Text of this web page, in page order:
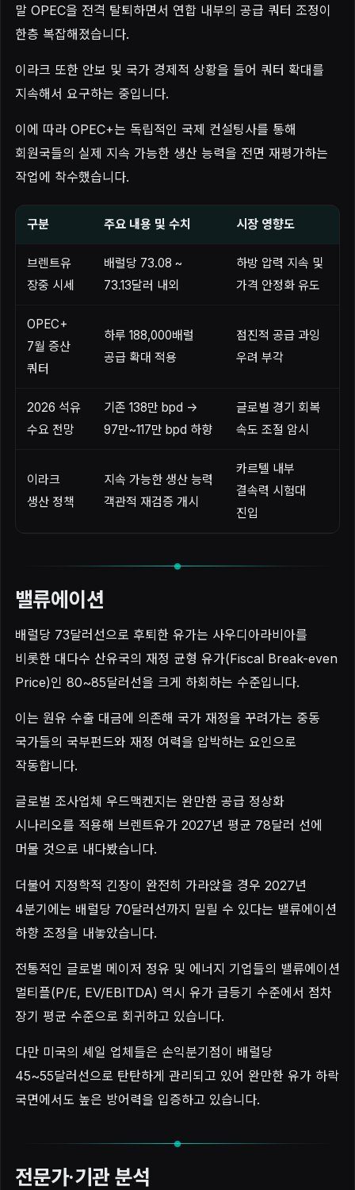
말 OPEC을 전격 탈퇴하면서 연합 내부의 공급 쿼터 조정이
한층 복잡해졌습니다.
이라크 또한 안보 및 국가 경제적 상황을 들어 쿼터 확대를
지속해서 요구하는 중입니다.
이에 따라 OPEC+는 독립적인 국제 컨설팅사를 통해
회원국들의 실제 지속 가능한 생산 능력을 전면 재평가하는
작업에 착수했습니다.
구분 주요 내용 및 수치 시장 영향도
브렌트유
장중 시세
배럴당 73.08 ~
73.13달러 내외
하방 압력 지속 및
가격 안정화 유도
OPEC+
7월 증산
쿼터
하루 188,000배럴
공급 확대 적용
점진적 공급 과잉
우려 부각
2026 석유
수요 전망
기존 138만 bpd ->
97만~117만 bpd 하향
글로벌 경기 회복
속도 조절 암시
이라크
생산 정책
지속 가능한 생산 능력
객관적 재검증 개시
카르텔 내부
결속력 시험대
진입
밸류에이션
배럴당 73달러선으로 후퇴한 유가는 사우디아라비아를
비롯한 대다수 산유국의 재정 균형 유가(Fiscal Break-even
Price)인 80~85달러선을 크게 하회하는 수준입니다.
이는 원유 수출 대금에 의존해 국가 재정을 꾸려가는 중동
국가들의 국부펀드와 재정 여력을 압박하는 요인으로
작동합니다.
글로벌 조사업체 우드맥켄지는 완만한 공급 정상화
시나리오를 적용해 브렌트유가 2027년 평균 78달러 선에
머물 것으로 내다봤습니다.
더불어 지정학적 긴장이 완전히 가라앉을 경우 2027년
4분기에는 배럴당 70달러선까지 밀릴 수 있다는 밸류에이션
하향 조정을 내놓았습니다.
전통적인 글로벌 메이저 정유 및 에너지 기업들의 밸류에이션
멀티플(P/E, EV/EBITDA) 역시 유가 급등기 수준에서 점차
장기 평균 수준으로 회귀하고 있습니다.
다만 미국의 셰일 업체들은 손익분기점이 배럴당
45~55달러선으로 탄탄하게 관리되고 있어 완만한 유가 하락
국면에서도 높은 방어력을 입증하고 있습니다.
전문가·기관 분석